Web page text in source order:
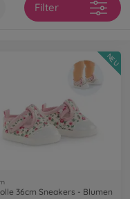
Filter
36cm Sneakers - Blumen
NEU